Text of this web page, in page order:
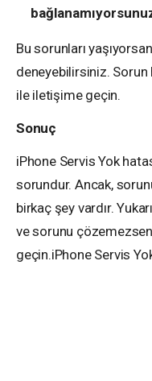
Bu sorunları
deneyebilirsiniz.
ile iletişime geçin.
Sonuç
iPhone Servis Yok
sorundur. Ancak,
birkaç şey vardır.
ve sorunu
geçin.iPhone Servis